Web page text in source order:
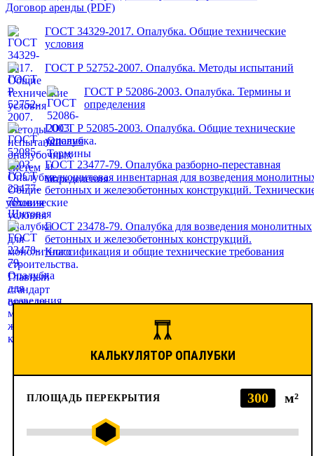
Договор аренды (PDF)
ГОСТ 34329-2017. Опалубка. Общие технические
условия
ГОСТ Р 52752-2007. Опалубка. Методы испытаний
ГОСТ Р 52086-2003. Опалубка. Термины и
определения
ГОСТ Р 52085-2003. Опалубка. Общие технические
условия
ГОСТ 23477-79. Опалубка разборно-переставная
мелкощитовая инвентарная для возведения
бетонных и железобетонных конструкций.
условия
ГОСТ 23478-79. Опалубка для возведения монолитных
бетонных и железобетонных конструкций.
Классификация и общие технические требования
КАЛЬКУЛЯТОР ОПАЛУБКИ
ПЛОЩАДЬ ПЕРЕКРЫТИЯ 300 м²